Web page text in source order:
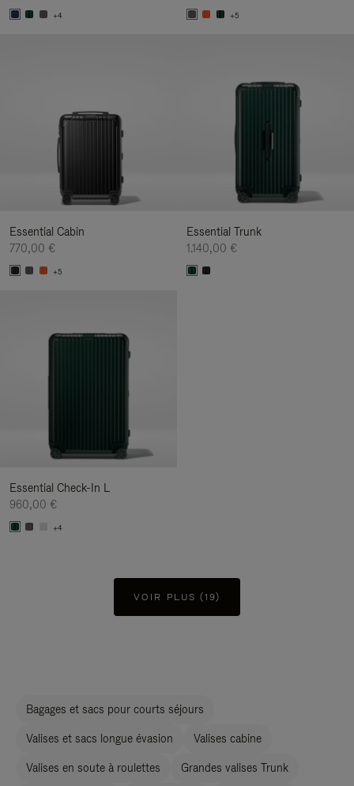
+4 +5
Essential Cabin
770,00 €
+5
Essential Trunk
1.140,00 €
Essential Check-In L
960,00 €
+4
VOIR PLUS (19)
Bagages et sacs pour courts séjours
Valises et sacs longue évasion Valises cabine
Valises en soute à roulettes Grandes valises Trunk